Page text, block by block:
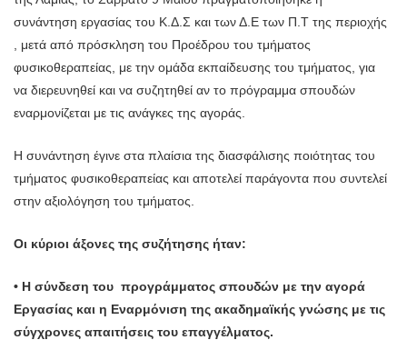
συνάντηση εργασίας του Κ.Δ.Σ και των Δ.Ε των Π.Τ της περιοχής
, μετά από πρόσκληση του Προέδρου του τμήματος
φυσικοθεραπείας, με την ομάδα εκπαίδευσης του τμήματος, για
να διερευνηθεί και να συζητηθεί αν το πρόγραμμα σπουδών
εναρμονίζεται με τις ανάγκες της αγοράς.
Η συνάντηση έγινε στα πλαίσια της διασφάλισης ποιότητας του
τμήματος φυσικοθεραπείας και αποτελεί παράγοντα που συντελεί
στην αξιολόγηση του τμήματος.
Οι κύριοι άξονες της συζήτησης ήταν:
• Η σύνδεση του προγράμματος σπουδών με την αγορά
Εργασίας και η Εναρμόνιση της ακαδημαϊκής γνώσης με τις
σύγχρονες απαιτήσεις του επαγγέλματος.